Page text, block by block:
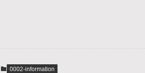
0002-information